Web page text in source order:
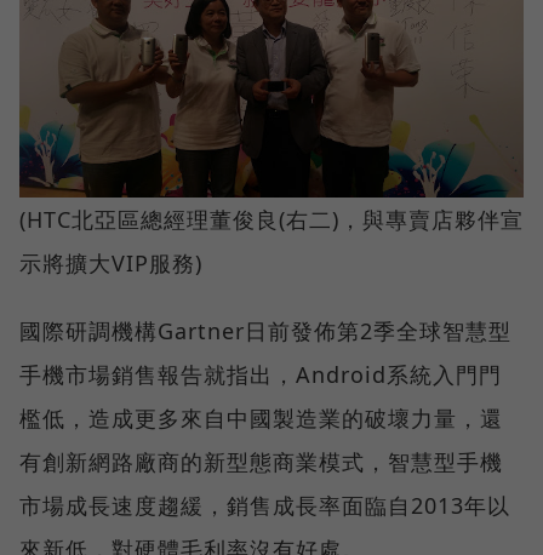
(HTC北亞區總經理董俊良(右二)，與專賣店夥伴宣
示將擴大VIP服務)
國際研調機構Gartner日前發佈第2季全球智慧型
手機市場銷售報告就指出，Android系統入門門
檻低，造成更多來自中國製造業的破壞力量，還
有創新網路廠商的新型態商業模式，智慧型手機
市場成長速度趨緩，銷售成長率面臨自2013年以